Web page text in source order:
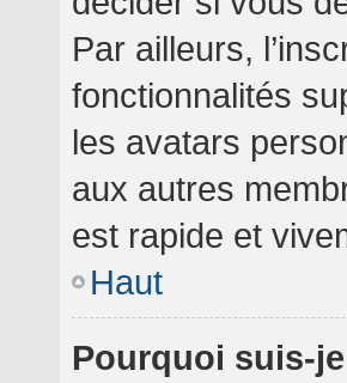
Par ailleurs,
fonctionnalités
les avatars
aux autres
est rapide et
Haut
Pourquoi suis-